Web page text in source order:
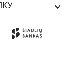
keyboard_arrow_down